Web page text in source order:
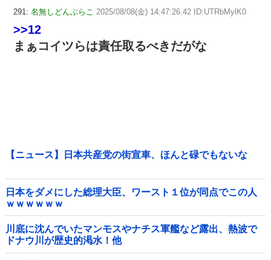
291: 名無しどんぶらこ 2025/08/08(金) 14:47:26.42 ID:UTRbMylK0
>>12
まぁコイツらは責任取るべきだがな
【ニュース】日本共産党の街宣車、ほんと碌でもないな
日本をダメにした総理大臣、ワースト１位が同点でこの人
ｗｗｗｗｗｗ
川底に沈んでいたマンモスやナチス軍艦など露出、熱波で
ドナウ川が歴史的渇水！他